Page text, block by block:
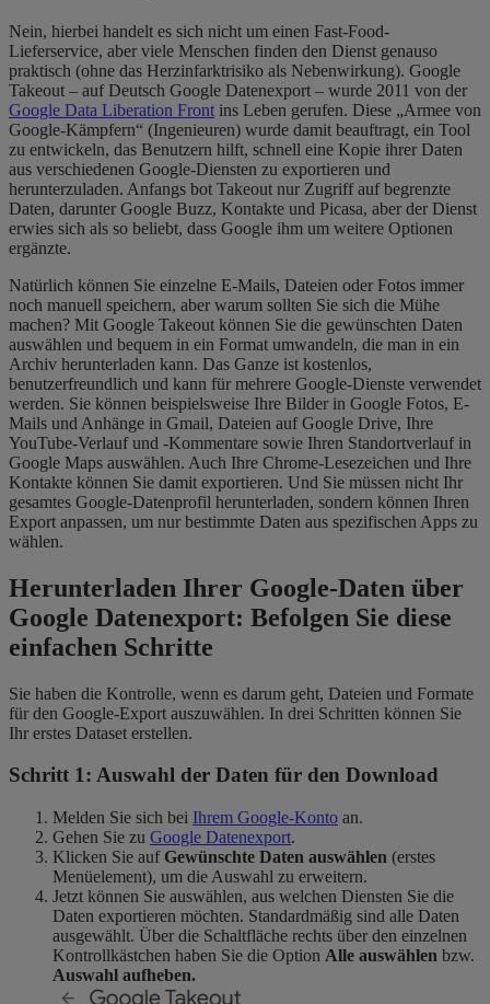
Nein, hierbei handelt es sich nicht um einen Fast-Food-
Lieferservice, aber viele Menschen finden den Dienst genauso
praktisch (ohne das Herzinfarktrisiko als Nebenwirkung). Google
Takeout – auf Deutsch Google Datenexport – wurde 2011 von der
Google Data Liberation Front ins Leben gerufen. Diese „Armee von
Google-Kämpfern“ (Ingenieuren) wurde damit beauftragt, ein Tool
zu entwickeln, das Benutzern hilft, schnell eine Kopie ihrer Daten
aus verschiedenen Google-Diensten zu exportieren und
herunterzuladen. Anfangs bot Takeout nur Zugriff auf begrenzte
Daten, darunter Google Buzz, Kontakte und Picasa, aber der Dienst
erwies sich als so beliebt, dass Google ihm um weitere Optionen
ergänzte.
Natürlich können Sie einzelne E-Mails, Dateien oder Fotos immer
noch manuell speichern, aber warum sollten Sie sich die Mühe
machen? Mit Google Takeout können Sie die gewünschten Daten
auswählen und bequem in ein Format umwandeln, die man in ein
Archiv herunterladen kann. Das Ganze ist kostenlos,
benutzerfreundlich und kann für mehrere Google-Dienste verwendet
werden. Sie können beispielsweise Ihre Bilder in Google Fotos, E-
Mails und Anhänge in Gmail, Dateien auf Google Drive, Ihre
YouTube-Verlauf und -Kommentare sowie Ihren Standortverlauf in
Google Maps auswählen. Auch Ihre Chrome-Lesezeichen und Ihre
Kontakte können Sie damit exportieren. Und Sie müssen nicht Ihr
gesamtes Google-Datenprofil herunterladen, sondern können Ihren
Export anpassen, um nur bestimmte Daten aus spezifischen Apps zu
wählen.
Herunterladen Ihrer Google-Daten über
Google Datenexport: Befolgen Sie diese
einfachen Schritte
Sie haben die Kontrolle, wenn es darum geht, Dateien und Formate
für den Google-Export auszuwählen. In drei Schritten können Sie
Ihr erstes Dataset erstellen.
Schritt 1: Auswahl der Daten für den Download
Melden Sie sich bei Ihrem Google-Konto an.
Gehen Sie zu Google Datenexport.
Klicken Sie auf Gewünschte Daten auswählen (erstes
Menüelement), um die Auswahl zu erweitern.
Jetzt können Sie auswählen, aus welchen Diensten Sie die
Daten exportieren möchten. Standardmäßig sind alle Daten
ausgewählt. Über die Schaltfläche rechts über den einzelnen
Kontrollkästchen haben Sie die Option Alle auswählen bzw.
Auswahl aufheben.